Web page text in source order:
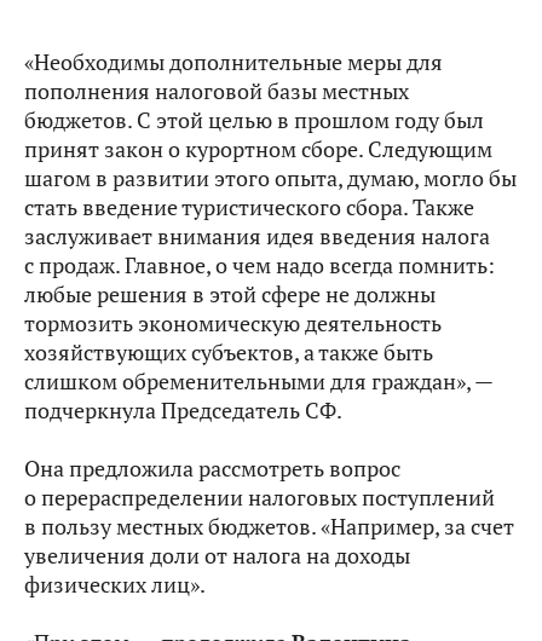
«Необходимы дополнительные меры для
пополнения налоговой базы местных
бюджетов. С этой целью в прошлом году был
принят закон о курортном сборе. Следующим
шагом в развитии этого опыта, думаю, могло бы
стать введение туристического сбора. Также
заслуживает внимания идея введения налога
с продаж. Главное, о чем надо всегда помнить:
любые решения в этой сфере не должны
тормозить экономическую деятельность
хозяйствующих субъектов, а также быть
слишком обременительными для граждан», —
подчеркнула Председатель СФ.
Она предложила рассмотреть вопрос
о перераспределении налоговых поступлений
в пользу местных бюджетов. «Например, за счет
увеличения доли от налога на доходы
физических лиц».